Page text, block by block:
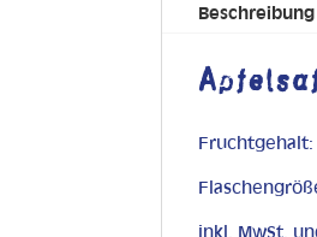
Beschreibung
Fruchtgehalt:
inkl. MwSt.